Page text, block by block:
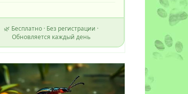
🌿 Бесплатно · Без регистрации ·
Обновляется каждый день